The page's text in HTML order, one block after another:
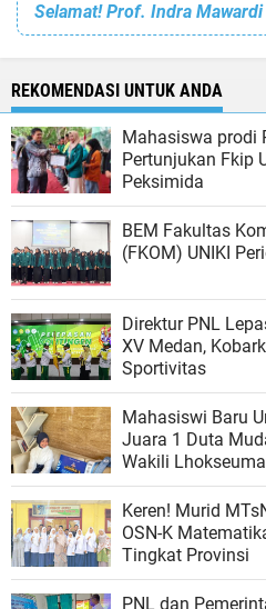
REKOMENDASI UNTUK ANDA
Mahasiswa prodi
Pertunjukan Fkip
Peksimida
BEM Fakultas
(FKOM)
Direktur PNL
XV Medan,
Sportivitas
Mahasiswi Baru
Juara 1 Duta
Wakili
Keren! Murid
OSN-K
Tingkat Provinsi
PNL dan